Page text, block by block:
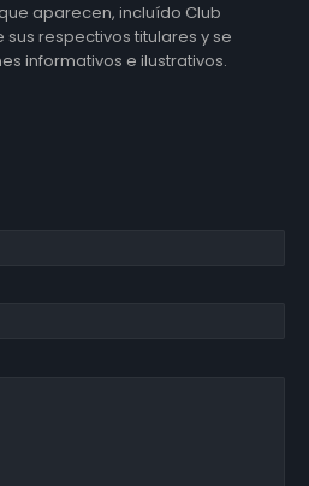
aparecen, incluído Club
respectivos titulares y se
informativos e ilustrativos.